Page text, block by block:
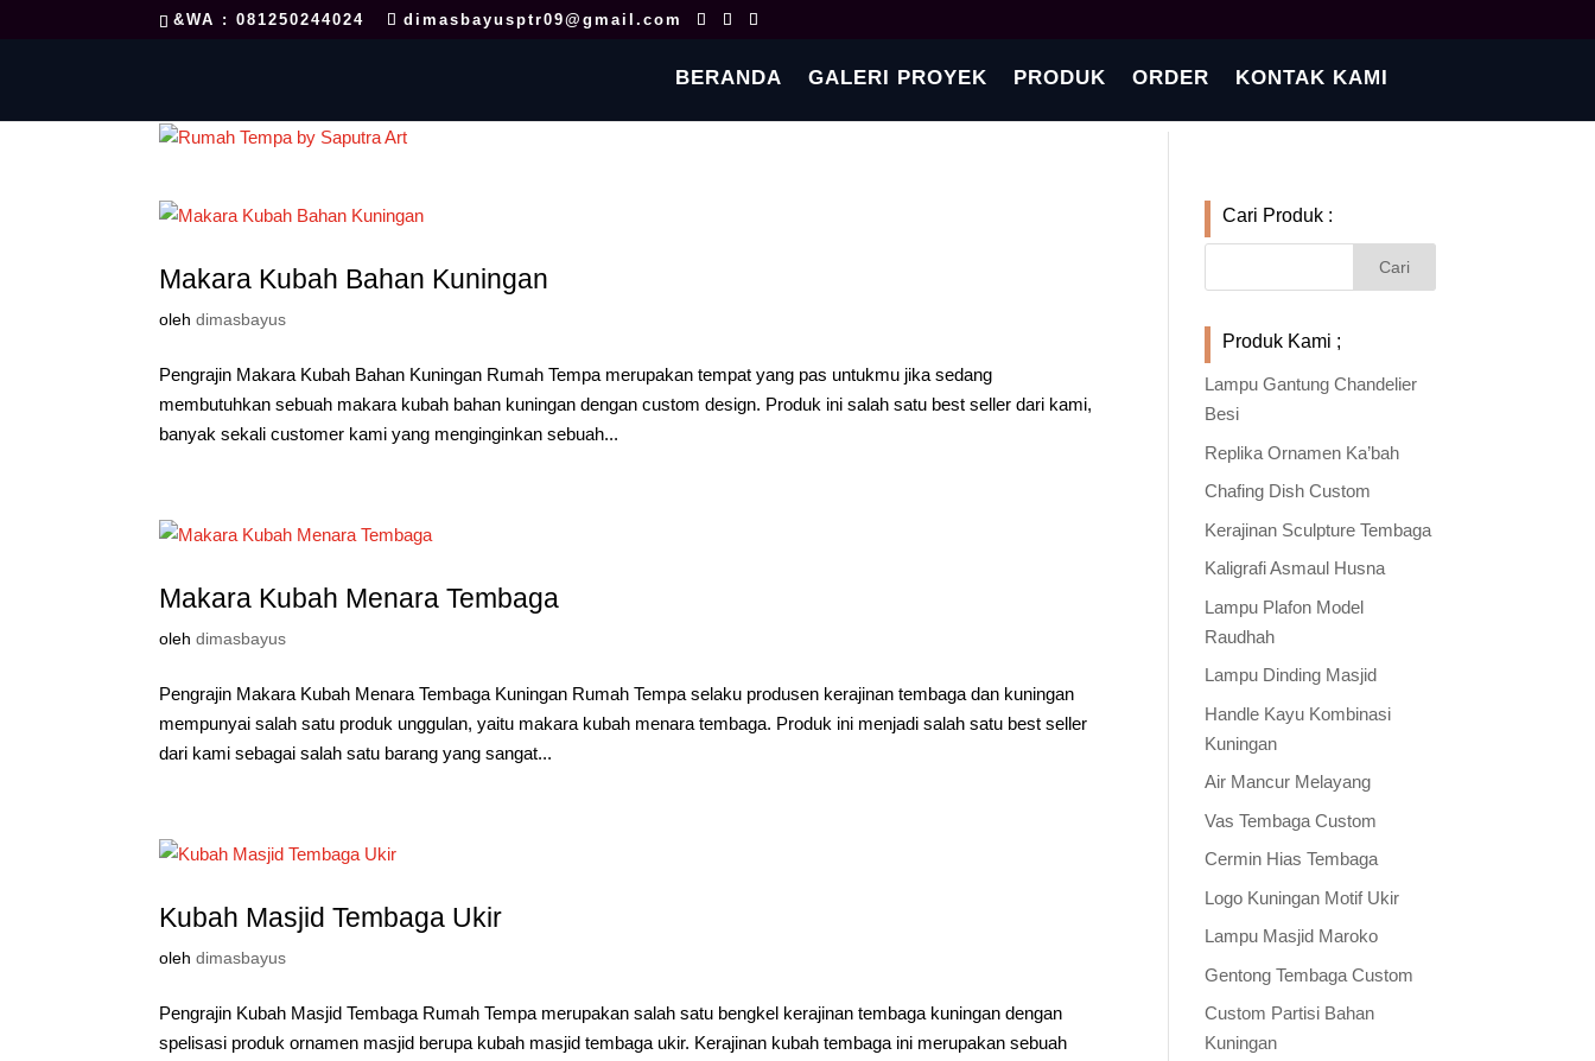
&WA : 081250244024 dimasbayusptr09@gmail.com
BERANDA GALERI PROYEK PRODUK ORDER KONTAK KAMI
Makara Kubah Bahan Kuningan
olehdimasbayus
Pengrajin Makara Kubah Bahan Kuningan Rumah Tempa merupakan tempat yang pas untukmu jika sedang
membutuhkan sebuah makara kubah bahan kuningan dengan custom design. Produk ini salah satu best seller dari kami,
banyak sekali customer kami yang menginginkan sebuah...
Makara Kubah Menara Tembaga
olehdimasbayus
Pengrajin Makara Kubah Menara Tembaga Kuningan Rumah Tempa selaku produsen kerajinan tembaga dan kuningan
mempunyai salah satu produk unggulan, yaitu makara kubah menara tembaga. Produk ini menjadi salah satu best seller
dari kami sebagai salah satu barang yang sangat...
Kubah Masjid Tembaga Ukir
olehdimasbayus
Pengrajin Kubah Masjid Tembaga Rumah Tempa merupakan salah satu bengkel kerajinan tembaga kuningan dengan
spelisasi produk ornamen masjid berupa kubah masjid tembaga ukir. Kerajinan kubah tembaga ini merupakan sebuah
Cari Produk :
Produk Kami ;
Lampu Gantung Chandelier
Besi
Replika Ornamen Ka’bah
Chafing Dish Custom
Kerajinan Sculpture Tembaga
Kaligrafi Asmaul Husna
Lampu Plafon Model
Raudhah
Lampu Dinding Masjid
Handle Kayu Kombinasi
Kuningan
Air Mancur Melayang
Vas Tembaga Custom
Cermin Hias Tembaga
Logo Kuningan Motif Ukir
Lampu Masjid Maroko
Gentong Tembaga Custom
Custom Partisi Bahan
Kuningan